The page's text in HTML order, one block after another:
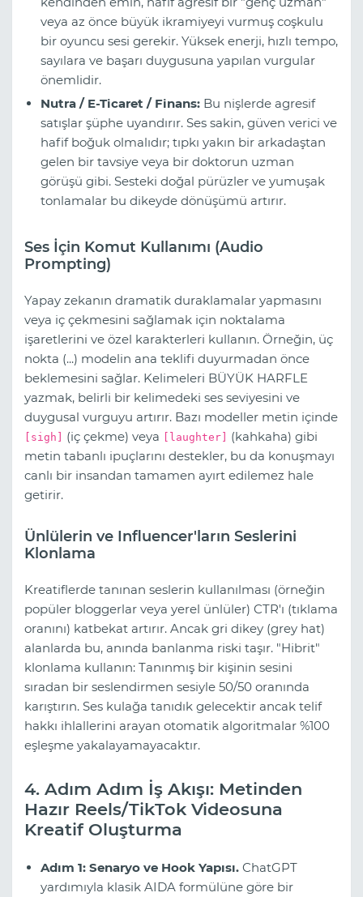
veya az önce büyük ikramiyeyi vurmuş coşkulu
bir oyuncu sesi gerekir. Yüksek enerji, hızlı tempo,
sayılara ve başarı duygusuna yapılan vurgular
önemlidir.
Nutra / E-Ticaret / Finans: Bu nişlerde agresif
satışlar şüphe uyandırır. Ses sakin, güven verici ve
hafif boğuk olmalıdır; tıpkı yakın bir arkadaştan
gelen bir tavsiye veya bir doktorun uzman
görüşü gibi. Sesteki doğal pürüzler ve yumuşak
tonlamalar bu dikeyde dönüşümü artırır.
Ses İçin Komut Kullanımı (Audio
Prompting)
Yapay zekanın dramatik duraklamalar yapmasını
veya iç çekmesini sağlamak için noktalama
işaretlerini ve özel karakterleri kullanın. Örneğin, üç
nokta (...) modelin ana teklifi duyurmadan önce
beklemesini sağlar. Kelimeleri BÜYÜK HARFLE
yazmak, belirli bir kelimedeki ses seviyesini ve
duygusal vurguyu artırır. Bazı modeller metin içinde
[sigh] (iç çekme) veya [laughter]
(kahkaha) gibi
metin tabanlı ipuçlarını destekler, bu da konuşmayı
canlı bir insandan tamamen ayırt edilemez hale
getirir.
Ünlülerin ve Influencer'ların Seslerini
Klonlama
Kreatiflerde tanınan seslerin kullanılması (örneğin
popüler bloggerlar veya yerel ünlüler) CTR'ı (tıklama
oranını) katbekat artırır. Ancak gri dikey (grey hat)
alanlarda bu, anında banlanma riski taşır. "Hibrit"
klonlama kullanın: Tanınmış bir kişinin sesini
sıradan bir seslendirmen sesiyle 50/50 oranında
karıştırın. Ses kulağa tanıdık gelecektir ancak telif
hakkı ihlallerini arayan otomatik algoritmalar %100
eşleşme yakalayamayacaktır.
4. Adım Adım İş Akışı: Metinden
Hazır Reels/TikTok Videosuna
Kreatif Oluşturma
Adım 1: Senaryo ve Hook Yapısı. ChatGPT
yardımıyla klasik AIDA formülüne göre bir